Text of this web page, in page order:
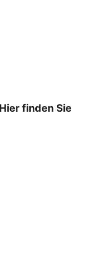
finden Sie